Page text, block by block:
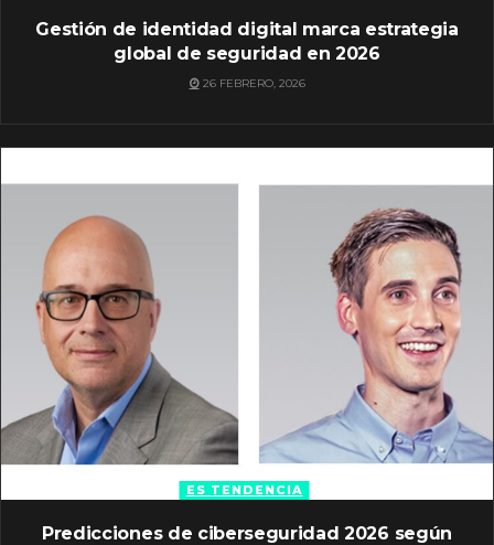
Gestión de identidad digital marca estrategia
global de seguridad en 2026
26 FEBRERO, 2026
ES TENDENCIA
Predicciones de ciberseguridad 2026 según